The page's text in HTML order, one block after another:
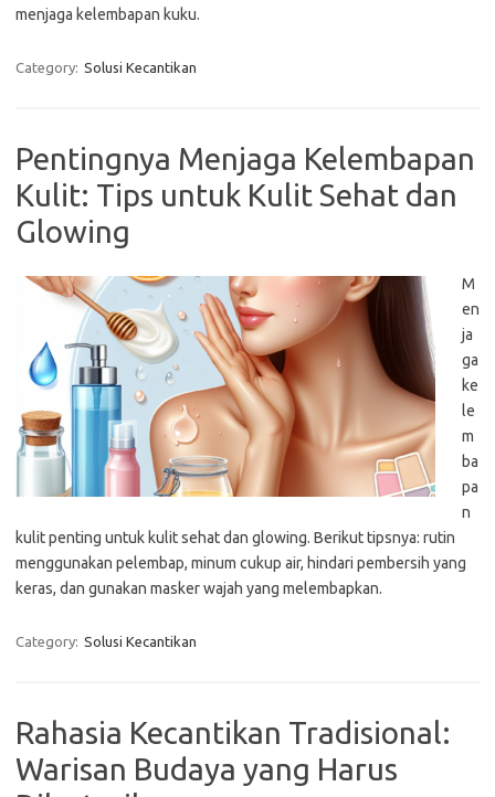
menjaga kelembapan kuku.
Category: Solusi Kecantikan
Pentingnya Menjaga Kelembapan
Kulit: Tips untuk Kulit Sehat dan
Glowing
M
en
ja
ga
ke
le
m
ba
pa
n
kulit penting untuk kulit sehat dan glowing. Berikut tipsnya: rutin
menggunakan pelembap, minum cukup air, hindari pembersih yang
keras, dan gunakan masker wajah yang melembapkan.
Category: Solusi Kecantikan
Rahasia Kecantikan Tradisional:
Warisan Budaya yang Harus